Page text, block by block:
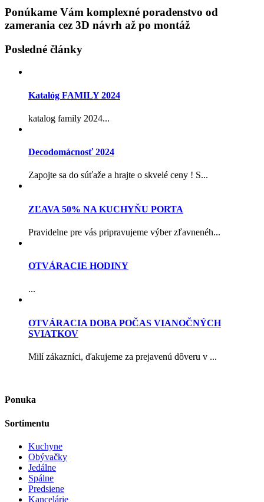
Ponúkame Vám komplexné poradenstvo od
zamerania cez 3D návrh až po montáž
Posledné články
Katalóg FAMILY 2024
katalog family 2024...
Decodomácnosť 2024
Zapojte sa do súťaže a hrajte o skvelé ceny ! S...
ZĽAVA 50% NA KUCHYŇU PORTA
Pravidelne pre vás pripravujeme výber zľavnenéh...
OTVÁRACIE HODINY
...
OTVÁRACIA DOBA POČAS VIANOČNÝCH
SVIATKOV
Milí zákazníci, ďakujeme za prejavenú dôveru v ...
Ponuka
Sortimentu
Kuchyne
Obývačky
Jedálne
Spálne
Predsiene
Kancelárie